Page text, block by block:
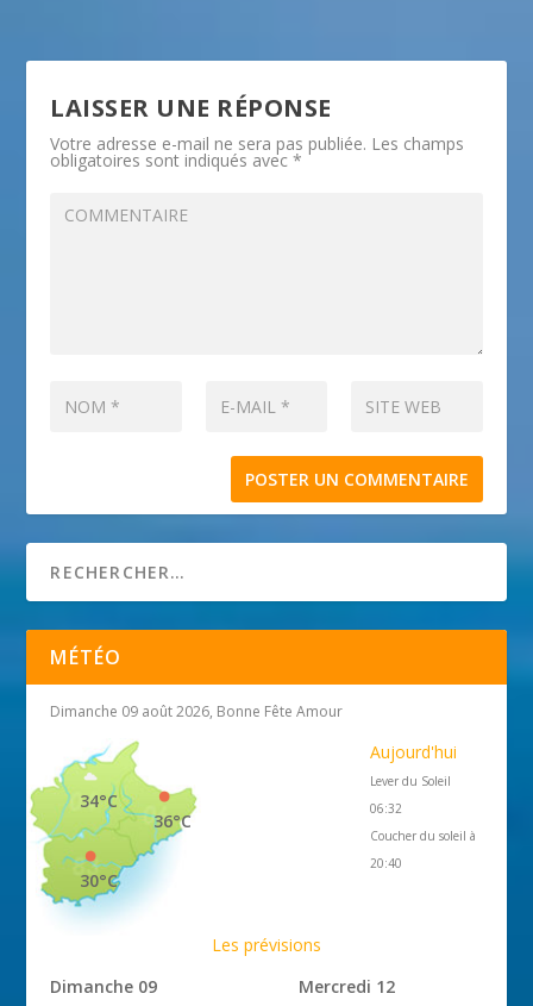
LAISSER UNE RÉPONSE
Votre adresse e-mail ne sera pas publiée. Les champs
obligatoires sont indiqués avec*
MÉTÉO
Dimanche 09 août 2026, Bonne Fête Amour
36°C
34°C
30°C
Aujourd'hui
Lever du Soleil
06:32
Coucher du soleil à
20:40
Les prévisions
Dimanche 09
Mercredi 12